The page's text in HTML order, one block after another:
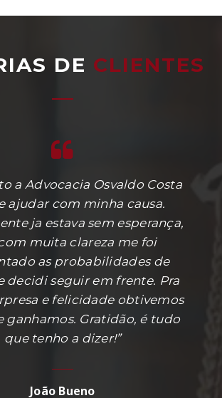
DE CLIENTES
a Advocacia Osvaldo Costa
ajudar com minha causa.
ja estava sem esperança,
muita clareza me foi
as probabilidades de
decidi seguir em frente. Pra
e felicidade obtivemos
ganhamos. Gratidão, é tudo
que tenho a dizer!”
João Bueno